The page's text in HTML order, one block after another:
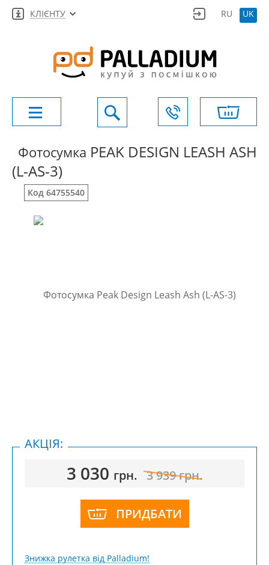
КЛІЄНТУ RU UK
Фотосумка PEAK DESIGN LEASH ASH
(L-AS-3)
Код 64755540
3 030 грн. 3 939грн.
ПРИДБАТИ
АКЦІЯ:
Знижка рулетка від Palladium!